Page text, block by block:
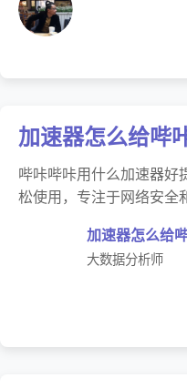
加速器怎么给哔
哔咔哔咔用什么加速器好
松使用，专注于网络安全
加速器怎么给
大数据分析师